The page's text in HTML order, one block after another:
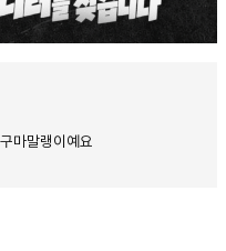
마말랭이예요